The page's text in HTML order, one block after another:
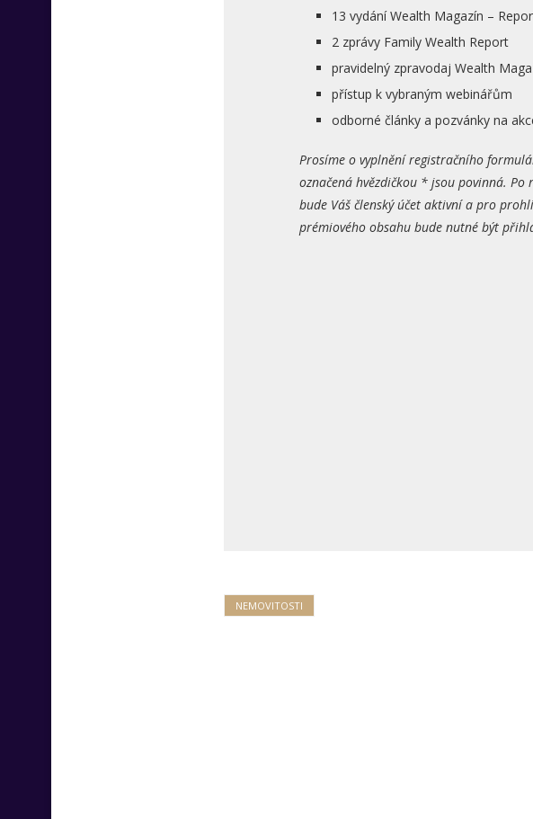
13 vydání Wealth Magazín –
2 zprávy Family Wealth Report
pravidelný zpravodaj Wealth
přístup k vybraným webinářům
odborné články a pozvánky na
Prosíme o vyplnění registračního
označená hvězdičkou * jsou povinná. Po
bude Váš členský účet aktivní a pro
prémiového obsahu bude nutné být
NEMOVITOSTI